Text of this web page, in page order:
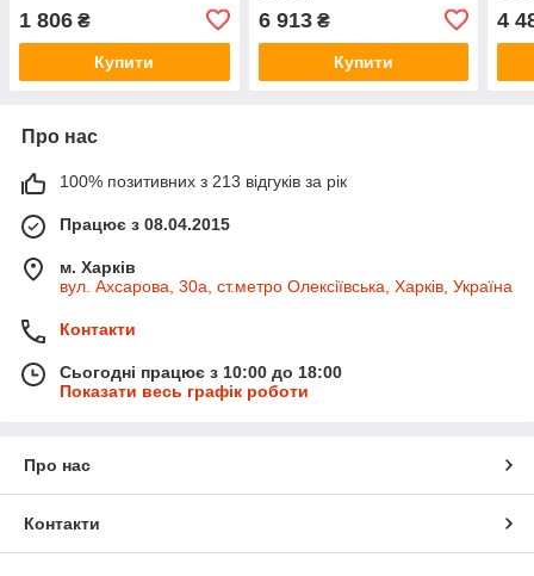
1 806 ₴
Купити
6 913₴
Купити
4
Про нас
100% позитивних з 213 відгуків за рік
Працює з 08.04.2015
м. Харків
вул. Ахсарова, 30а, ст.метро Олексіївська, Харків, Україна
Контакти
Сьогодні працює з 10:00 до 18:00
Показати весь графік роботи
Про нас
Контакти